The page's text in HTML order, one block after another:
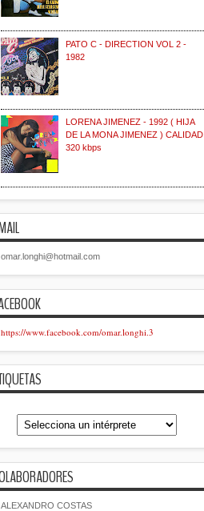
PATO C - DIRECTION VOL 2 -
1982
LORENA JIMENEZ - 1992 ( HIJA
DE LA MONA JIMENEZ ) CALIDAD
320 kbps
omar.longhi@hotmail.com
https://www.facebook.com/omar.longhi.3
ALEXANDRO COSTAS